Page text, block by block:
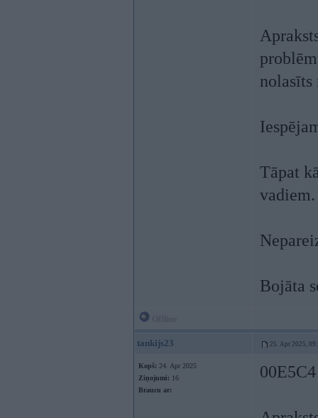
nolasīts
Tāpat
vadiem.
Bojāta
tankijs23 25. Apr 2025,
Kopš: 24. Apr 2025
Ziņojumi: 16
Braucu ar: